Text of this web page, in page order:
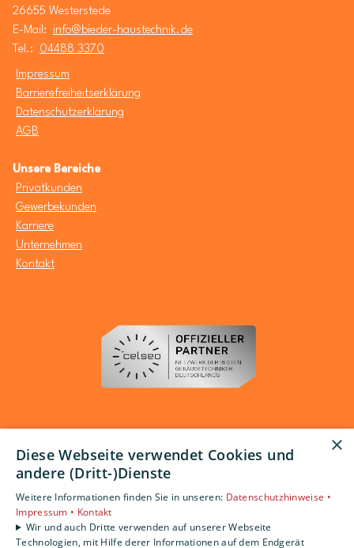
26655 Westerstede
E-Mail:
info@bieder-haustechnik.de
Tel.:
04488 3370
Impressum
Barrierefreiheitserklärung
Datenschutzerklärung
AGB
Unsere Bereiche
Privatkunden
Gewerbekunden
Karriere
Unternehmen
Kontakt
×
Diese Webseite verwendet Cookies und
andere (Dritt-)Dienste
Weitere Informationen finden Sie in unseren: Datenschutzhinweise •
Impressum • Kontakt
Wir und auch Dritte verwenden auf unserer Webseite
Technologien, mit Hilfe derer Informationen auf dem Endgerät